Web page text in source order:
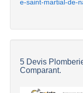
e-saint-martial-de-
5 Devis
Comparant.